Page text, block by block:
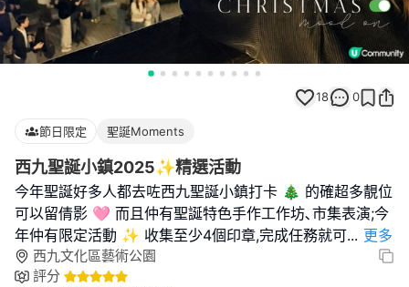
18 0
節日限定 聖誕Moments
西九聖誕小鎮2025✨精選活動
今年聖誕好多人都去咗西九聖誕小鎮打卡 🎄 的確超多靚位
可以留倩影 🩷 而且仲有聖誕特色手作工作坊､市集表演;今
年仲有限定活動 ✨ 收集至少4個印章,完成任務就可... 更多
西九文化區藝術公園
評分